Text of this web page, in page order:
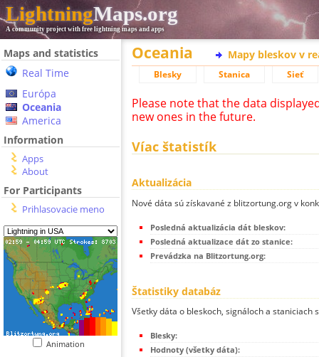
LightningMaps.org
A community project with free lightning maps and apps
Maps and statistics
Real Time
Európa
Oceania
America
Information
Apps
About
For Participants
Prihlasovacie meno
Animation
Oceania Mapy bleskov v
Blesky Stanica Sieť
Please note that the data
new ones in the future.
Víac štatistík
Aktualizácia
Nové dáta sú získavané z blitzortung.org v
Posledná aktualizácia dát bleskov:
Posledná aktualizace dát zo stanice:
Prevádzka na Blitzortung.org:
Štatistiky databáz
Všetky dáta o bleskoch, signáloch a
Blesky:
Hodnoty (všetky dáta):